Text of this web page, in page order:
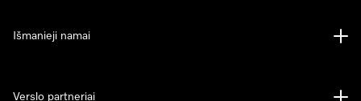
Išmanieji namai
Verslo partneriai